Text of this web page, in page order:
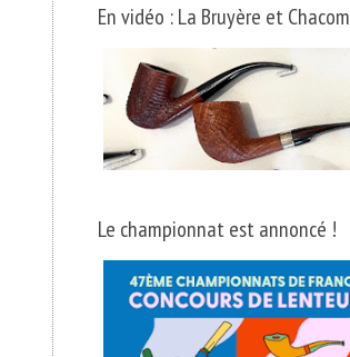
En vidéo : La Bruyère et Chacom
Le championnat est annoncé !